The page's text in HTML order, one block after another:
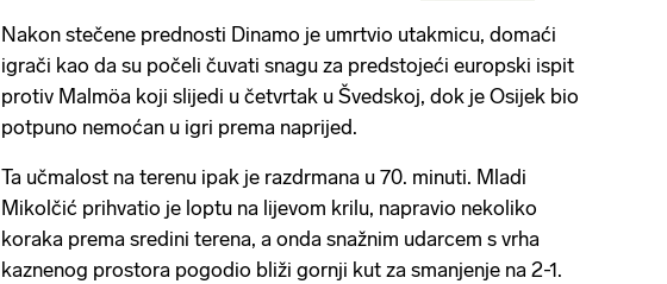
Nakon stečene prednosti Dinamo je umrtvio utakmicu, domaći
igrači kao da su počeli čuvati snagu za predstojeći europski ispit
protiv Malmöa koji slijedi u četvrtak u Švedskoj, dok je Osijek bio
potpuno nemoćan u igri prema naprijed.
Ta učmalost na terenu ipak je razdrmana u 70. minuti. Mladi
Mikolčić prihvatio je loptu na lijevom krilu, napravio nekoliko
koraka prema sredini terena, a onda snažnim udarcem s vrha
kaznenog prostora pogodio bliži gornji kut za smanjenje na 2-1.